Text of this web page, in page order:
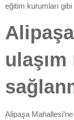
eğitim kurumları
ulaşım
Alipaşa